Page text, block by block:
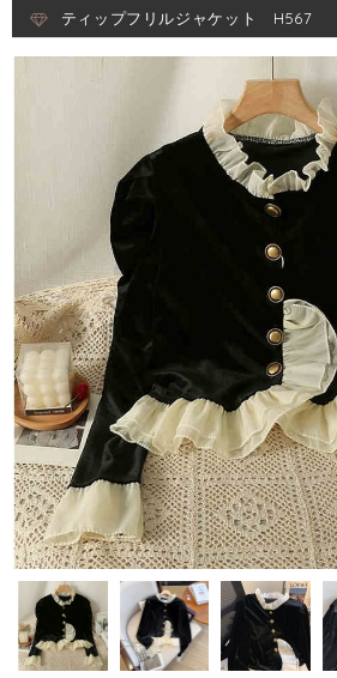
ティップフリルジャケット H567